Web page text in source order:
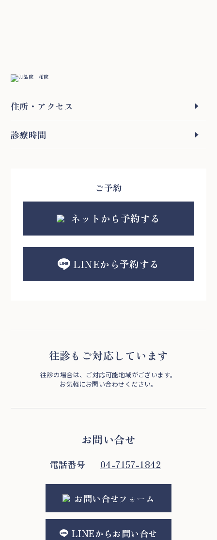
住所 ・アクセス
診療時間
ご予約
ネットから予約する
LINEから予約する
往診もご対応しています
往診の場合は、ご対応可能地域がございます。
お気軽にお問い合わせください。
お問い合せ
電話番号 04-7157-1842
お問い合せフォーム
LINEからお問い合せ